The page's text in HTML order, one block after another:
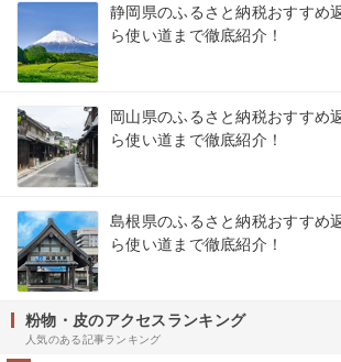
静岡県のふるさと納税おすすめ
ら使い道まで徹底紹介！
岡山県のふるさと納税おすすめ
ら使い道まで徹底紹介！
島根県のふるさと納税おすすめ
ら使い道まで徹底紹介！
粉物・皮のアクセスランキング
人気のある記事ランキング